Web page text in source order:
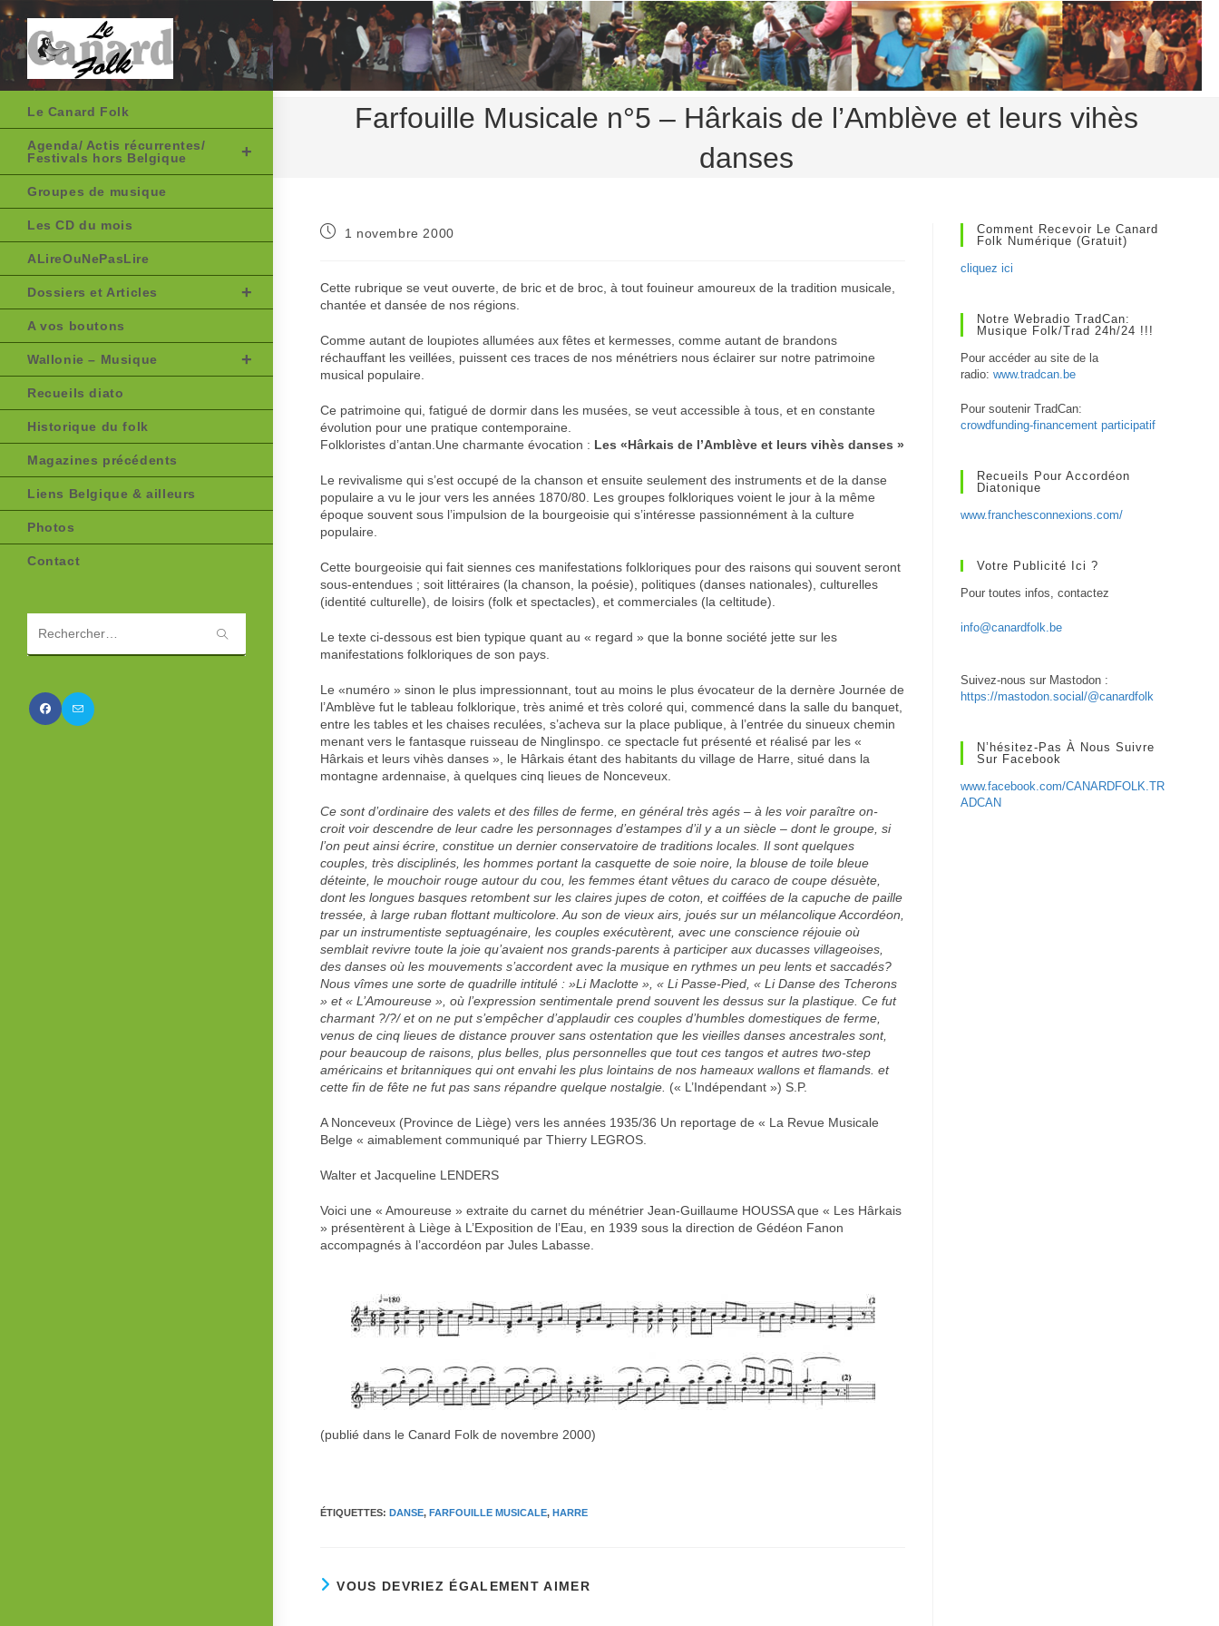
to
content
Le Canard Folk
Agenda/ Actis récurrentes/
Festivals hors Belgique
Groupes de musique
Les CD du mois
ALireOuNePasLire
Dossiers et Articles
A vos boutons
Wallonie – Musique
Recueils diato
Historique du folk
Magazines précédents
Liens Belgique & ailleurs
Photos
Contact
Rechercher
sur
site
Farfouille Musicale n°5 – Hârkais de l’Amblève et leurs vihès
danses
Publication
1 novembre 2000
Cette rubrique se veut ouverte, de bric et de broc, à tout fouineur amoureux de la tradition musicale,
chantée et dansée de nos régions.
Comme autant de loupiotes allumées aux fêtes et kermesses, comme autant de brandons
réchauffant les veillées, puissent ces traces de nos ménétriers nous éclairer sur notre patrimoine
musical populaire.
Ce patrimoine qui, fatigué de dormir dans les musées, se veut accessible à tous, et en constante
évolution pour une pratique contemporaine.
Folkloristes d’antan.Une charmante évocation : Les «Hârkais de l’Amblève et leurs vihès danses »
Le revivalisme qui s’est occupé de la chanson et ensuite seulement des instruments et de la danse
populaire a vu le jour vers les années 1870/80. Les groupes folkloriques voient le jour à la même
époque souvent sous l’impulsion de la bourgeoisie qui s’intéresse passionnément à la culture
populaire.
Cette bourgeoisie qui fait siennes ces manifestations folkloriques pour des raisons qui souvent seront
sous-entendues ; soit littéraires (la chanson, la poésie), politiques (danses nationales), culturelles
(identité culturelle), de loisirs (folk et spectacles), et commerciales (la celtitude).
Le texte ci-dessous est bien typique quant au « regard » que la bonne société jette sur les
manifestations folkloriques de son pays.
Le «numéro » sinon le plus impressionnant, tout au moins le plus évocateur de la dernère Journée de
l’Amblève fut le tableau folklorique, très animé et très coloré qui, commencé dans la salle du banquet,
entre les tables et les chaises reculées, s’acheva sur la place publique, à l’entrée du sinueux chemin
menant vers le fantasque ruisseau de Ninglinspo. ce spectacle fut présenté et réalisé par les «
Hârkais et leurs vihès danses », le Hârkais étant des habitants du village de Harre, situé dans la
montagne ardennaise, à quelques cinq lieues de Nonceveux.
Ce sont d’ordinaire des valets et des filles de ferme, en général très agés – à les voir paraître on-
croit voir descendre de leur cadre les personnages d’estampes d’il y a un siècle – dont le groupe, si
l’on peut ainsi écrire, constitue un dernier conservatoire de traditions locales. Il sont quelques
couples, très disciplinés, les hommes portant la casquette de soie noire, la blouse de toile bleue
déteinte, le mouchoir rouge autour du cou, les femmes étant vêtues du caraco de coupe désuète,
dont les longues basques retombent sur les claires jupes de coton, et coiffées de la capuche de paille
tressée, à large ruban flottant multicolore. Au son de vieux airs, joués sur un mélancolique Accordéon,
par un instrumentiste septuagénaire, les couples exécutèrent, avec une conscience réjouie où
semblait revivre toute la joie qu’avaient nos grands-parents à participer aux ducasses villageoises,
des danses où les mouvements s’accordent avec la musique en rythmes un peu lents et saccadés?
Nous vîmes une sorte de quadrille intitulé : »Li Maclotte », « Li Passe-Pied, « Li Danse des Tcherons
» et « L’Amoureuse », où l’expression sentimentale prend souvent les dessus sur la plastique. Ce fut
charmant ?/?/ et on ne put s’empêcher d’applaudir ces couples d’humbles domestiques de ferme,
venus de cinq lieues de distance prouver sans ostentation que les vieilles danses ancestrales sont,
pour beaucoup de raisons, plus belles, plus personnelles que tout ces tangos et autres two-step
américains et britanniques qui ont envahi les plus lointains de nos hameaux wallons et flamands. et
cette fin de fête ne fut pas sans répandre quelque nostalgie. (« L’Indépendant ») S.P.
A Nonceveux (Province de Liège) vers les années 1935/36 Un reportage de « La Revue Musicale
Belge « aimablement communiqué par Thierry LEGROS.
Walter et Jacqueline LENDERS
Voici une « Amoureuse » extraite du carnet du ménétrier Jean-Guillaume HOUSSA que « Les Hârkais
» présentèrent à Liège à L’Exposition de l’Eau, en 1939 sous la direction de Gédéon Fanon
accompagnés à l’accordéon par Jules Labasse.
(publié dans le Canard Folk de novembre 2000)
ÉTIQUETTES:DANSE, FARFOUILLE MUSICALE, HARRE
VOUS DEVRIEZ ÉGALEMENT AIMER
Comment Recevoir Le Canard
Folk Numérique (gratuit)
cliquez ici
Notre Webradio TradCan:
Musique Folk/Trad 24h/24 !!!
Pour accéder au site de la
radio:www.tradcan.be
Pour soutenir TradCan:
crowdfunding-financement participatif
Recueils Pour Accordéon
Diatonique
www.franchesconnexions.com/
Votre Publicité Ici ?
Pour toutes infos, contactez
info@canardfolk.be
Suivez-nous sur Mastodon :
https://mastodon.social/@canardfolk
N’hésitez-Pas À Nous Suivre
Sur Facebook
www.facebook.com/CANARDFOLK.TR
ADCAN